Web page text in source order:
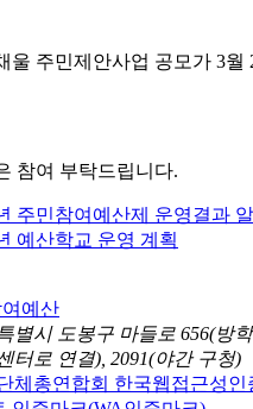
울 주민제안사업 공모가 3월
참여 부탁드립니다.
주민참여예산제 운영결과
예산학교 운영 계획
별시 도봉구 마들로 656(방
터로 연결), 2091(야간 구청)